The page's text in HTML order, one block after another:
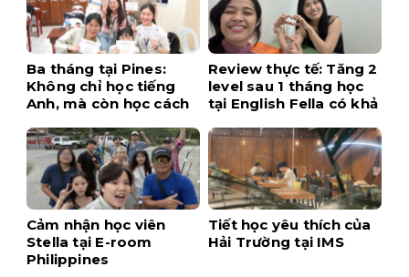
Ba tháng tại Pines:
Không chỉ học tiếng
Anh, mà còn học cách
Review thực tế: Tăng 2
level sau 1 tháng học
tại English Fella có khả
Cảm nhận học viên
Stella tại E-room
Philippines
Tiết học yêu thích của
Hải Trường tại IMS